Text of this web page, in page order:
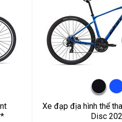
Xe đạp địa hình thể
Disc